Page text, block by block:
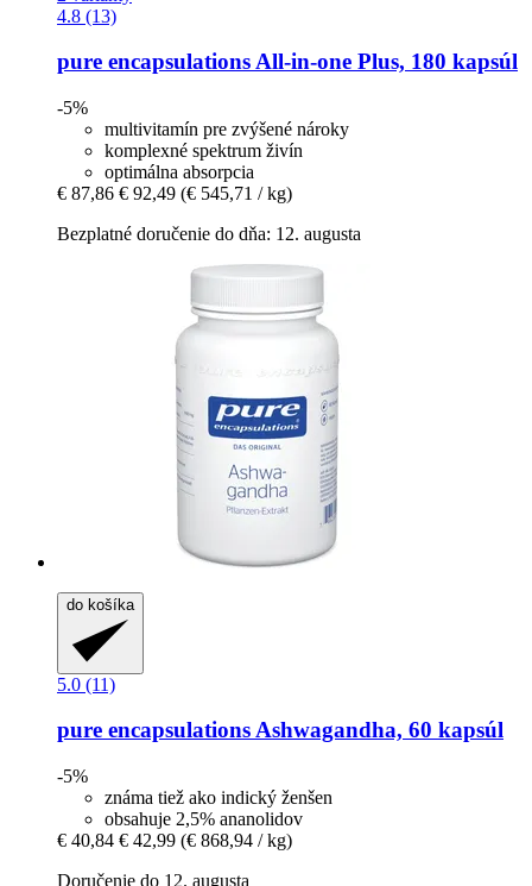
4.8 (13)
pure encapsulationsAll-​in-​one Plus, 180 kapsúl
-5%
multivitamín pre zvýšené nároky
komplexné spektrum živín
optimálna absorpcia
€ 87,86 € 92,49 (€ 545,71 / kg)
Bezplatné doručenie do dňa: 12. augusta
do košíka
5.0 (11)
pure encapsulationsAshwagandha, 60 kapsúl
-5%
známa tiež ako indický ženšen
obsahuje 2,5% ananolidov
€ 40,84 € 42,99 (€ 868,94 / kg)
Doručenie do 12. augusta